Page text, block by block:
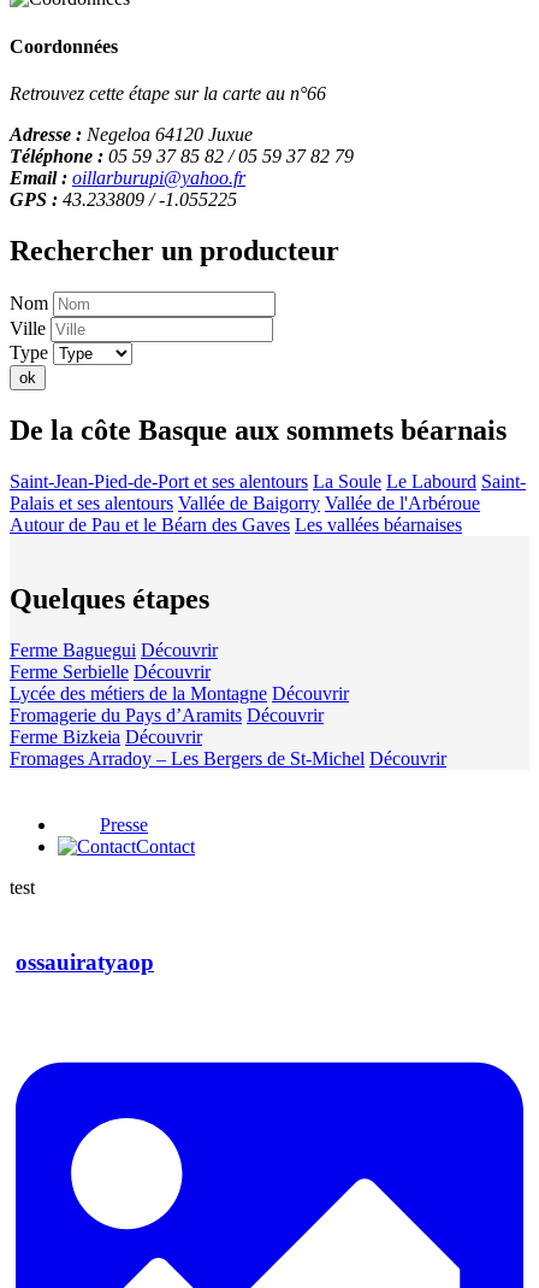
Coordonnées
Retrouvez cette étape sur la carte au n°66
Adresse : Negeloa 64120 Juxue
Téléphone : 05 59 37 85 82 / 05 59 37 82 79
Email : oillarburupi@yahoo.fr
GPS : 43.233809 / -1.055225
Rechercher un producteur
Nom
Ville
Type
ok
De la côte Basque aux sommets béarnais
Saint-Jean-Pied-de-Port et ses alentours La Soule Le Labourd Saint-
Palais et ses alentours Vallée de Baigorry Vallée de l'Arbéroue
Autour de Pau et le Béarn des Gaves Les vallées béarnaises
Quelques étapes
Ferme Baguegui Découvrir
Ferme Serbielle Découvrir
Lycée des métiers de la Montagne Découvrir
Fromagerie du Pays d’Aramits Découvrir
Ferme Bizkeia Découvrir
Fromages Arradoy – Les Bergers de St-Michel Découvrir
Presse
Contact
test
ossauiratyaop